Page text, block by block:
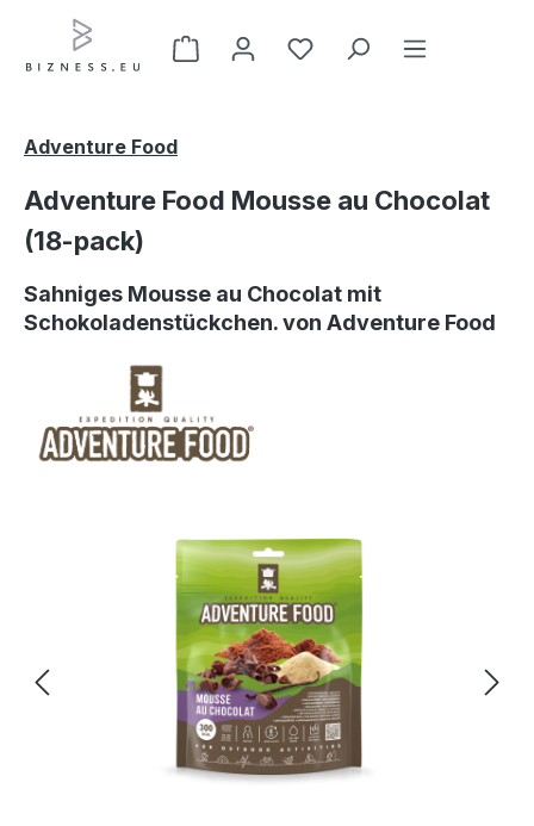
Zum Hauptinhalt springen
Adventure Food
Adventure Food Mousse au Chocolat
(18-pack)
Sahniges Mousse au Chocolat mit
Schokoladenstückchen. von Adventure Food
Bildergalerie überspringen